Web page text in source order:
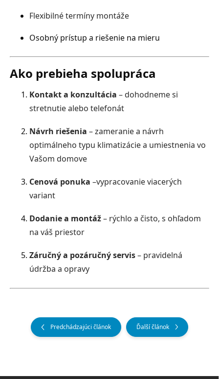
Flexibilné termíny montáže
Osobný prístup a riešenie na mieru
Ako prebieha spolupráca
Kontakt a konzultácia – dohodneme si
stretnutie alebo telefonát
Návrh riešenia – zameranie a návrh
optimálneho typu klimatizácie a umiestnenia vo
Vašom domove
Cenová ponuka –vypracovanie viacerých
variant
Dodanie a montáž– rýchlo a čisto, s ohľadom
na váš priestor
Záručný a pozáručný servis– pravidelná
údržba a opravy
Predchádzajúci článok Ďalší článok